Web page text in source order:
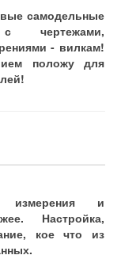
самодельные
чертежами,
- вилкам!
положу для
измерения и
Настройка,
кое что из